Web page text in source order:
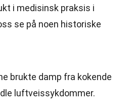
i medisinsk praksis i
se på noen historiske
brukte damp fra kokende
luftveissykdommer.